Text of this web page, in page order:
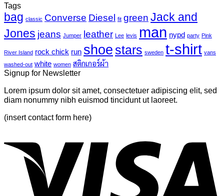
tropical
leaves-
6
บน
Just
another
post
with
Tags
bag classic Converse Diesel fit green Jack and
Jones jeans Jumper leather Lee levis man nypd party Pink
River Island rock chick run shoe stars sweden t-shirt vans
washed-out white women สติกเกอร์ผ้า
Signup for Newsletter
Lorem ipsum dolor sit amet, consectetuer adipiscing elit, sed
diam nonummy nibh euismod tincidunt ut laoreet.
(insert contact form here)